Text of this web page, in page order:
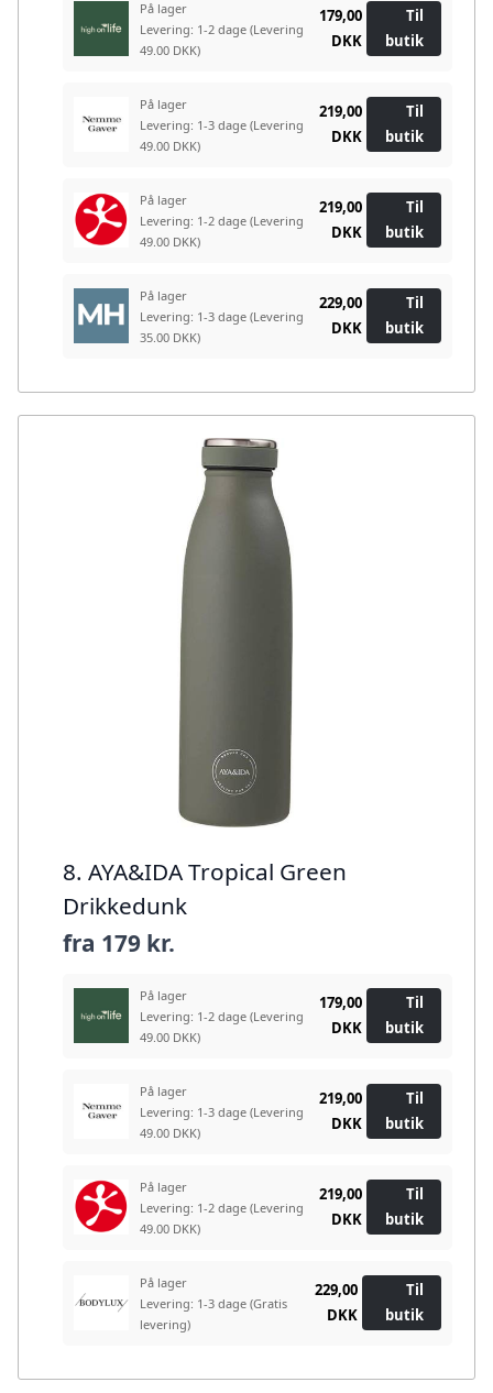
På lager
Levering: 1-2 dage (Levering
49.00 DKK)
179,00
DKK
Til
butik
På lager
Levering: 1-3 dage (Levering
49.00 DKK)
219,00
DKK
Til
butik
På lager
Levering: 1-2 dage (Levering
49.00 DKK)
219,00
DKK
Til
butik
På lager
Levering: 1-3 dage (Levering
35.00 DKK)
229,00
DKK
Til
butik
8. AYA&IDA Tropical Green
Drikkedunk
fra 179 kr.
På lager
Levering: 1-2 dage (Levering
49.00 DKK)
179,00
DKK
Til
butik
På lager
Levering: 1-3 dage (Levering
49.00 DKK)
219,00
DKK
Til
butik
På lager
Levering: 1-2 dage (Levering
49.00 DKK)
219,00
DKK
Til
butik
På lager
Levering: 1-3 dage (Gratis
levering)
229,00
DKK
Til
butik